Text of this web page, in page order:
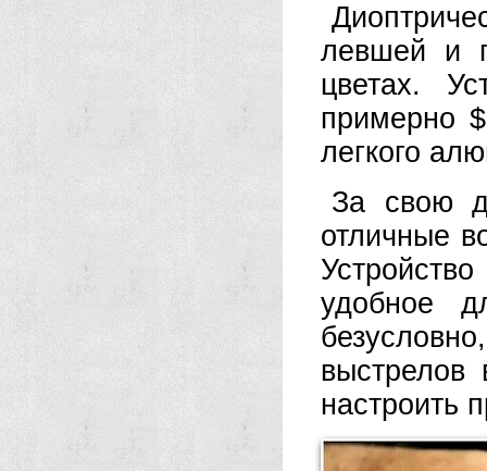
левшей и
цветах.
примерно
легкого
За свою
отличные
удобное
выстрелов
настроить